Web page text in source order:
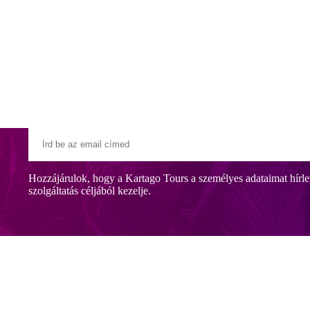
a saját, fehér homokos, kristálytiszta vizű homokos
Hozzájárulok, hogy a Kartago Tours a személyes adataimat
szolgáltatás céljából kezelje.